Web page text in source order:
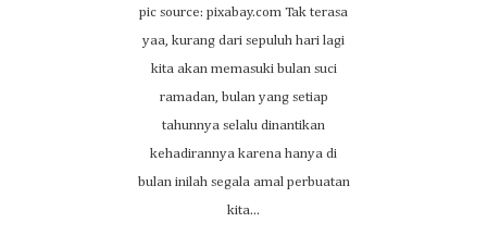
pic source: pixabay.com Tak terasa
yaa, kurang dari sepuluh hari lagi
kita akan memasuki bulan suci
ramadan, bulan yang setiap
tahunnya selalu dinantikan
kehadirannya karena hanya di
bulan inilah segala amal perbuatan
kita...